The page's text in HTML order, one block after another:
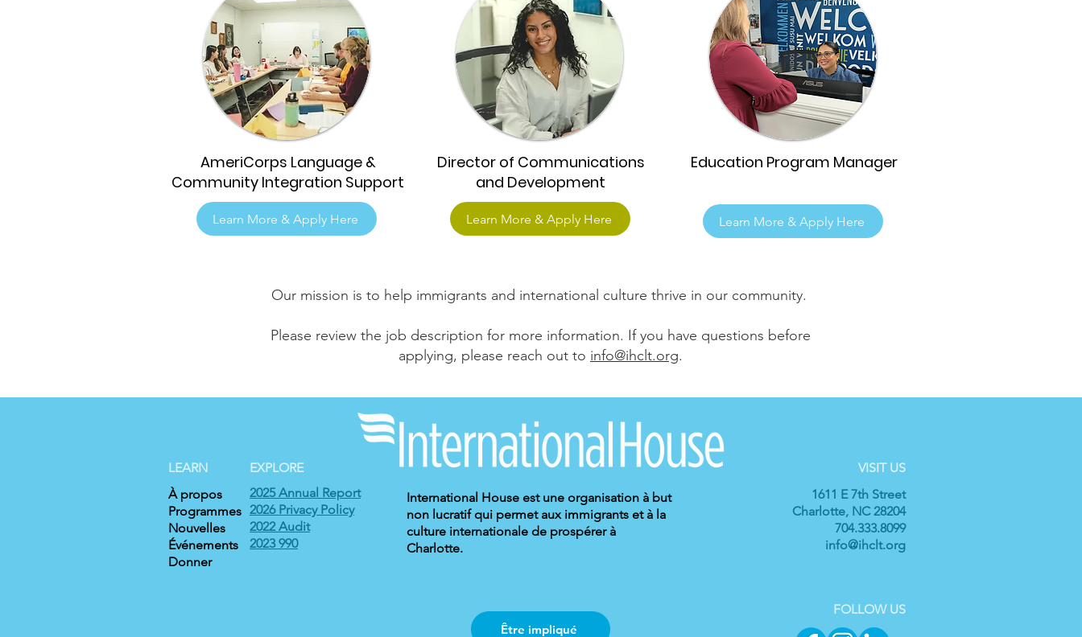
Education Program Manager
Learn More & Apply Here
Director of Communications
and Development
Learn More & Apply Here
AmeriCorps Language &
Community Integration Support
Learn More & Apply Here
Our mission is to help immigrants and international culture thrive in our community.
Please review the job description for more information. If you have questions before
applying, please reach out to info@ihclt.org.
2025 Annual Report
2026 Privacy Policy
2022 Audit
2023 990
LEARN
À propos
Programmes
Nouvelles
Événements
Donner
International House est une organisation à but
non lucratif qui permet aux immigrants et à la
culture internationale de prospérer à
Charlotte.
Être impliqué
VISIT US
1611 E 7th Street
Charlotte, NC 28204
704.333.8099
info@ihclt.org
FOLLOW US
EXPLORE